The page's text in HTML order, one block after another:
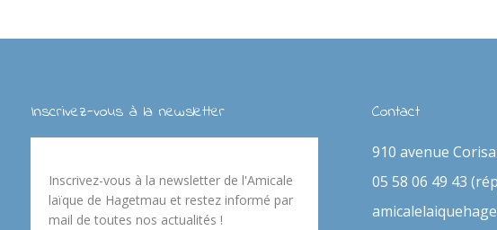
Inscrivez-vous à la newsletter
Inscrivez-vous à la newsletter de l'Amicale
laïque de Hagetmau et restez informé par
mail de toutes nos actualités !
Contact
910 avenue
05 58 06 49 43